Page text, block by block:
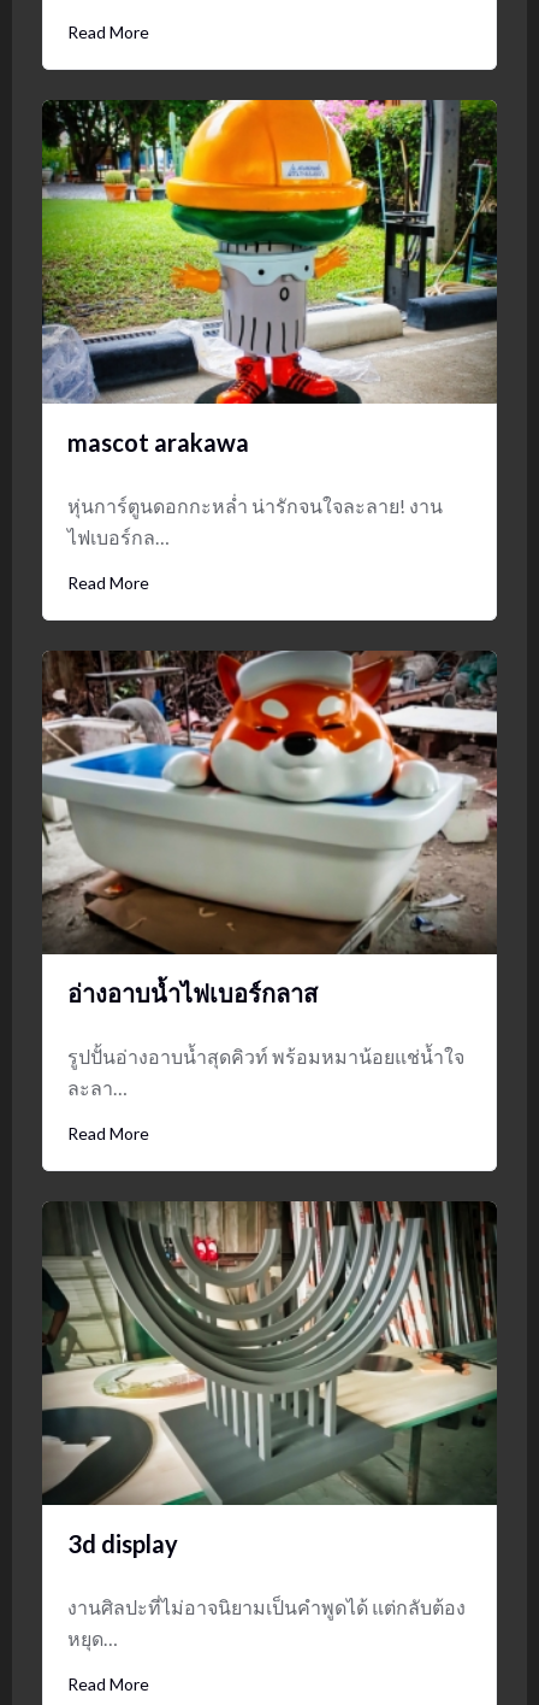
Read More
mascot arakawa
หุ่นการ์ตูนดอกกะหล่ำ น่ารักจนใจละลาย! งาน
ไฟเบอร์กล…
Read More
อ่างอาบน้ำไฟเบอร์กลาส
รูปปั้นอ่างอาบน้ำสุดคิวท์ พร้อมหมาน้อยแช่น้ำใจ
ละลา…
Read More
3d display
งานศิลปะที่ไม่อาจนิยามเป็นคำพูดได้ แต่กลับต้อง
หยุด…
Read More